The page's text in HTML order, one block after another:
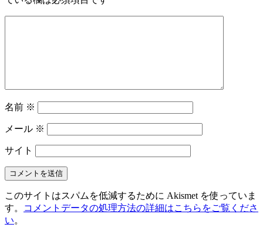
名前 ※
メール ※
サイト
このサイトはスパムを低減するために Akismet を使っていま
す。
コメントデータの処理方法の詳細はこちらをご覧くださ
い。